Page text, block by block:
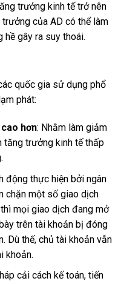
trưởng kinh tế trở nên
của AD có thể làm
gây ra suy thoái.
quốc gia sử dụng phổ
phát:
hơn: Nhằm làm giảm
tăng trưởng kinh tế thấp
động thực hiện bởi ngân
chặn một số giao dịch
mọi giao dịch đang mở
trên tài khoản bị đóng
Dù thế, chủ tài khoản vẫn
khoản.
cải cách kế toán, tiến